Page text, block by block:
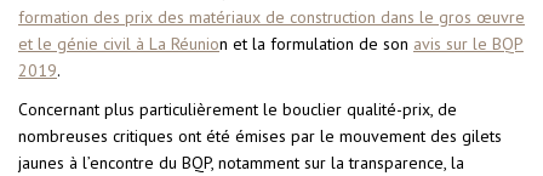
formation des prix des matériaux de construction dans le gros œuvre
et le génie civil à La Réunion et la formulation de son avis sur le BQP
2019.
Concernant plus particulièrement le bouclier qualité-prix, de
nombreuses critiques ont été émises par le mouvement des gilets
jaunes à l’encontre du BQP, notamment sur la transparence, la